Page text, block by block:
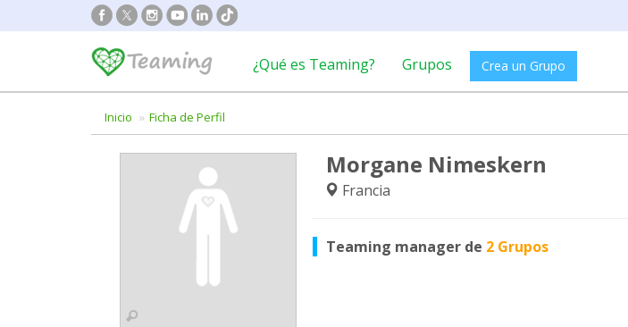
¿Qué es Teaming? Grupos Crea un Grupo
Inicio Ficha de Perfil
Morgane Nimeskern
Francia
Teaming manager de 2 Grupos